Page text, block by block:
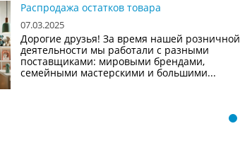
Распродажа остатков товара
07.03.2025
Дорогие друзья! За время нашей розничной
деятельности мы работали с разными
поставщиками: мировыми брендами,
семейными мастерскими и большими...